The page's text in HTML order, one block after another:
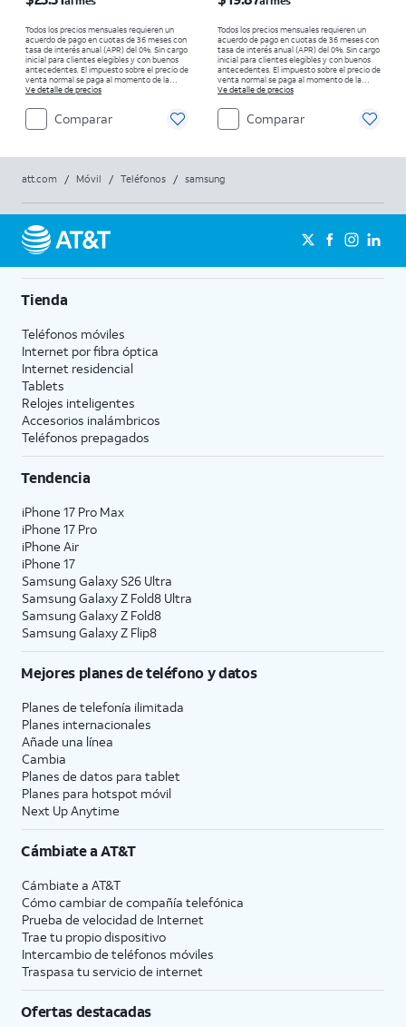
Todos los precios mensuales requieren un
acuerdo de pago en cuotas de 36 meses con
tasa de interés anual (APR) del 0%. Sin cargo
inicial para clientes elegibles y con buenos
antecedentes. El impuesto sobre el precio de
venta normal se paga al momento de la
compra. Existen restricciones.
Ve detalle de precios
Comparar
Todos los precios mensuales requieren un
acuerdo de pago en cuotas de 36 meses con
tasa de interés anual (APR) del 0%. Sin cargo
inicial para clientes elegibles y con buenos
antecedentes. El impuesto sobre el precio de
venta normal se paga al momento de la
compra. Existen restricciones.
Ve detalle de precios
Comparar
att.com / Móvil / Teléfonos / samsung
Tienda
Teléfonos móviles
Internet por fibra óptica
Internet residencial
Tablets
Relojes inteligentes
Accesorios inalámbricos
Teléfonos prepagados
Tendencia
iPhone 17 Pro Max
iPhone 17 Pro
iPhone Air
iPhone 17
Samsung Galaxy S26 Ultra
Samsung Galaxy Z Fold8 Ultra
Samsung Galaxy Z Fold8
Samsung Galaxy Z Flip8
Mejores planes de teléfono y datos
Planes de telefonía ilimitada
Planes internacionales
Añade una línea
Cambia
Planes de datos para tablet
Planes para hotspot móvil
Next Up Anytime
Cámbiate aAT&T
Cámbiate a AT&T
Cómo cambiar de compañía telefónica
Prueba de velocidad de Internet
Trae tu propio dispositivo
Intercambio de teléfonos móviles
Traspasa tu servicio de internet
Ofertas destacadas